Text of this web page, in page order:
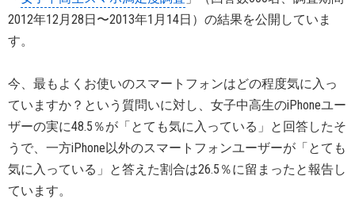
2012年12月28日〜2013年1月14日）の結果を公開していま
す。
今、最もよくお使いのスマートフォンはどの程度気に入っ
ていますか？という質問いに対し、女子中高生のiPhoneユー
ザーの実に48.5％が「とても気に入っている」と回答したそ
うで、一方iPhone以外のスマートフォンユーザーが「とても
気に入っている」と答えた割合は26.5％に留まったと報告し
ています。